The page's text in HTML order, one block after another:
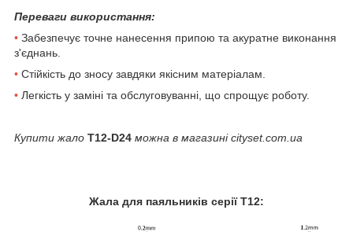
Переваги використання:
• Забезпечує точне нанесення припою та акуратне виконання
з'єднань.
• Стійкість до зносу завдяки якісним матеріалам.
• Легкість у заміні та обслуговуванні, що спрощує роботу.
Купити жало T12-D24 можна в магазині cityset.com.ua
Жала для паяльників серії T12: